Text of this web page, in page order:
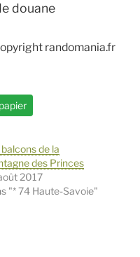
douane
randomania.fr
de la
des Princes
2017
"* 74 Haute-Savoie"